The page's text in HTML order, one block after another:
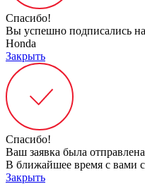
Спасибо!
Вы успешно подписались
Honda
Закрыть
Спасибо!
Ваш заявка была
В ближайшее время с вами
Закрыть